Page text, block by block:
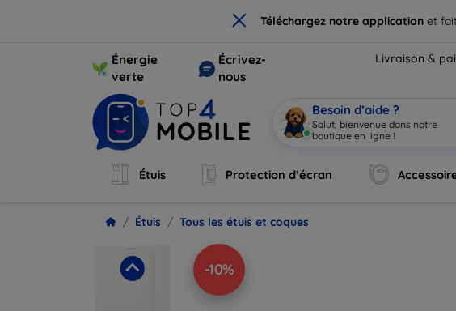
× Téléchargez notre application et
Énergie
verte
Écrivez-
nous
Livraison &
Besoin d’aide ?
Salut, bienvenue dans notre
boutique en ligne !
Étuis Protection d’écran
Étuis Tous les étuis et coques
-10%